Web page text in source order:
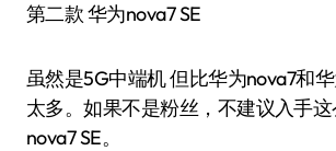
第二款 华为nova7 SE
虽然是5G中端机 但比华为nova7和
太多。如果不是粉丝，不建议入手
nova7 SE。